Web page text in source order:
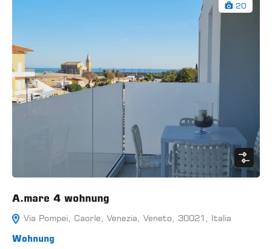
20
A.mare 4 wohnung
Via Pompei, Caorle, Venezia, Veneto, 30021, Italia
Wohnung